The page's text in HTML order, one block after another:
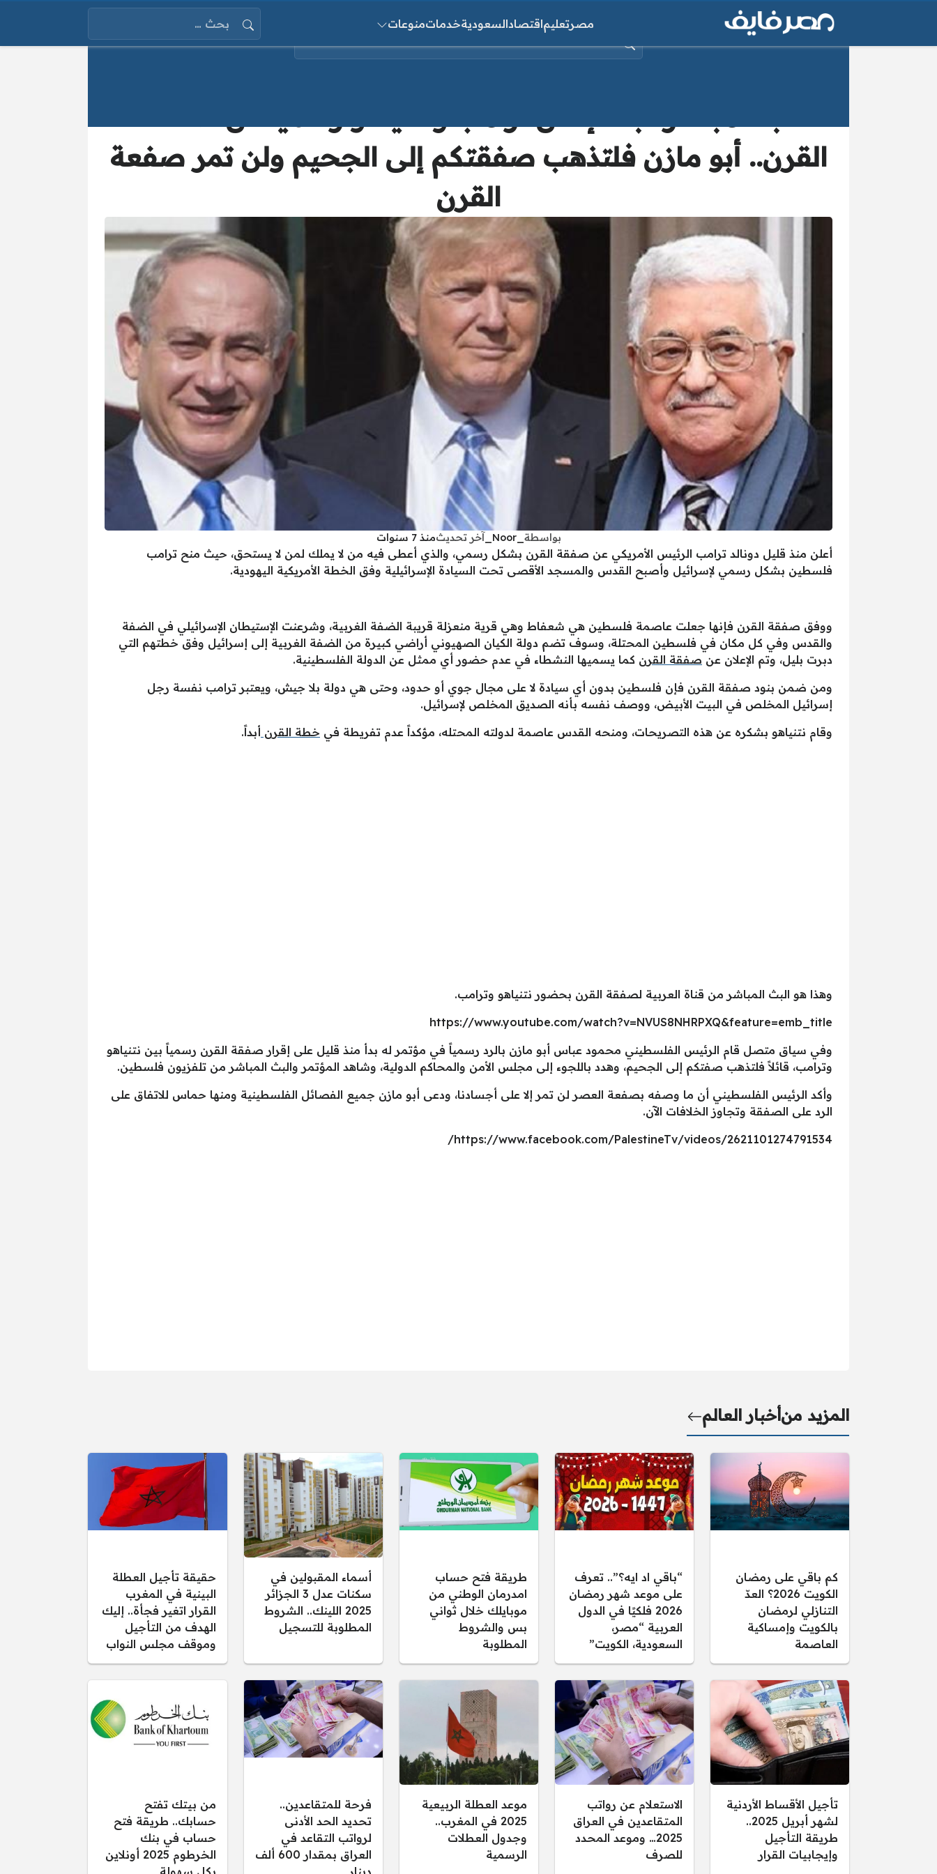
مصرتعليماقتصادالسعوديةخدماتمنوعات
البحث عن:
القرن.. أبو مازن فلتذهب صفقتكم إلى الجحيم ولن تمر صفعة
القرن
بواسطة _Noor_ آخر تحديثمنذ 7 سنوات
أعلن منذ قليل دونالد ترامب الرئيس الأمريكي عن صفقة القرن بشكل رسمي، والذي أعطى فيه من لا يملك لمن لا يستحق، حيث منح ترامب
فلسطين بشكل رسمي لإسرائيل وأصبح القدس والمسجد الأقصى تحت السيادة الإسرائيلية وفق الخطة الأمريكية اليهودية.
ووفق صفقة القرن فإنها جعلت عاصمة فلسطين هي شعفاط وهي قرية منعزلة قريبة الضفة الغربية، وشرعنت الإستيطان الإسرائيلي في الضفة
والقدس وفي كل مكان في فلسطين المحتلة، وسوف تضم دولة الكيان الصهيوني أراضي كبيرة من الضفة الغربية إلى إسرائيل وفق خطتهم التي
دبرت بليل، وتم الإعلان عن صفقة القرن كما يسميها النشطاء في عدم حضور أي ممثل عن الدولة الفلسطينية.
ومن ضمن بنود صفقة القرن فإن فلسطين بدون أي سيادة لا على مجال جوي أو حدود، وحتى هي دولة بلا جيش، ويعتبر ترامب نفسة رجل
إسرائيل المخلص في البيت الأبيض، ووصف نفسه بأنه الصديق المخلص لإسرائيل.
وقام نتنياهو بشكره عن هذه التصريحات، ومنحه القدس عاصمة لدولته المحتله، مؤكداً عدم تفريطة في خطة القرن أبداً.
وهذا هو البث المباشر من قناة العربية لصفقة القرن بحضور نتنياهو وترامب.
https://www.youtube.com/watch?v=NVUS8NHRPXQ&feature=emb_title
وفي سياق متصل قام الرئيس الفلسطيني محمود عباس أبو مازن بالرد رسمياً في مؤتمر له بدأ منذ قليل على إقرار صفقة القرن رسمياً بين نتنياهو
وترامب، قائلاً فلتذهب صفتكم إلى الجحيم، وهدد باللجوء إلى مجلس الأمن والمحاكم الدولية، وشاهد المؤتمر والبث المباشر من تلفزيون فلسطين.
وأكد الرئيس الفلسطيني أن ما وصفه بصفعة العصر لن تمر إلا على أجسادنا، ودعى أبو مازن جميع الفصائل الفلسطينية ومنها حماس للاتفاق على
الرد على الصفقة وتجاوز الخلافات الآن.
https://www.facebook.com/PalestineTv/videos/2621101274791534/
المزيد منأخبار العالم
كم باقي على رمضان
الكويت 2026؟ العدّ
التنازلي لرمضان
بالكويت وإمساكية
العاصمة
“باقي اد ايه؟”.. تعرف
على موعد شهر رمضان
2026 فلكيًا في الدول
العربية “مصر،
السعودية، الكويت”
طريقة فتح حساب
امدرمان الوطني من
موبايلك خلال ثواني
بس والشروط
المطلوبة
أسماء المقبولين في
سكنات عدل 3 الجزائر
2025 اللينك.. الشروط
المطلوبة للتسجيل
حقيقة تأجيل العطلة
البينية في المغرب
القرار اتغير فجأة.. إليك
الهدف من التأجيل
وموقف مجلس النواب
تأجيل الأقساط الأردنية
لشهر أبريل 2025..
طريقة التأجيل
وإيجابيات القرار
الاستعلام عن رواتب
المتقاعدين في العراق
2025… وموعد المحدد
للصرف
موعد العطلة الربيعية
2025 في المغرب..
وجدول العطلات
الرسمية
فرحة للمتقاعدين..
تحديد الحد الأدنى
لرواتب التقاعد في
العراق بمقدار 600 ألف
من بيتك تفتح
حسابك.. طريقة فتح
حساب في بنك
الخرطوم 2025 أونلاين